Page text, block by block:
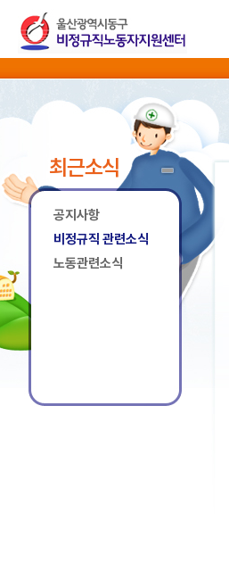
최근소식
공지사항
비정규직 관련소식
노동관련소식